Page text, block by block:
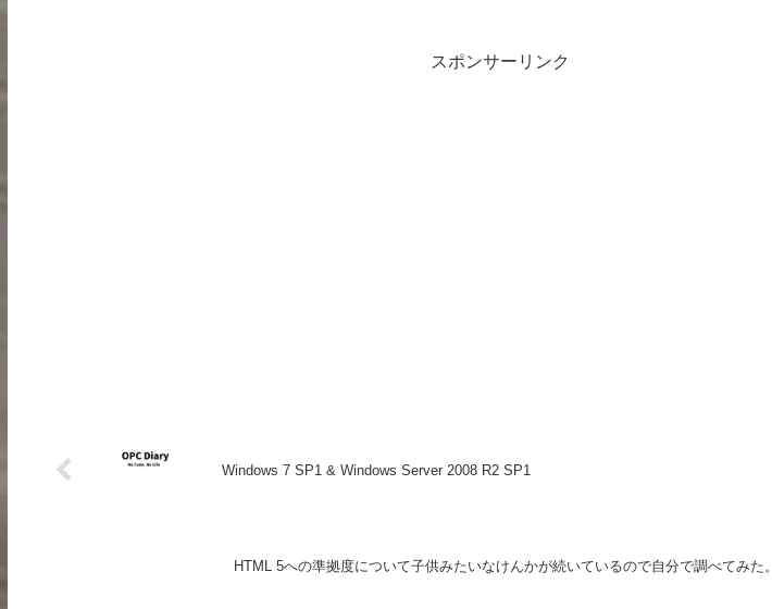
スポンサーリンク
Windows 7 SP1 & Windows Server 2008 R2 SP1
HTML 5への準拠度について子供みたいなけんかが続いているので自分で調べてみた。